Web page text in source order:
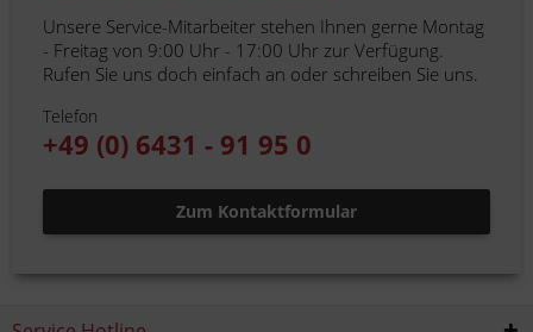
Unsere Service-Mitarbeiter stehen Ihnen gerne Montag
- Freitag von 9:00 Uhr - 17:00 Uhr zur Verfügung.
Rufen Sie uns doch einfach an oder schreiben Sie uns.
Telefon
+49 (0) 6431 - 91 95 0
Zum Kontaktformular